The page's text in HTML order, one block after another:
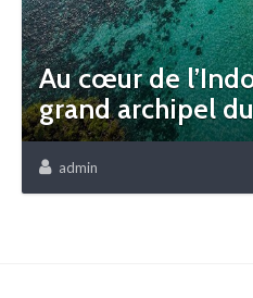
Au cœur de
grand archipel
admin